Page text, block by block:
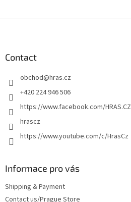
Contact
obchod@hras.cz
+420 224 946 506
https://www.facebook.com/HRAS.CZ
hrascz
https://www.youtube.com/c/HrasCz
Informace pro vás
Shipping & Payment
Contact us/Prague Store